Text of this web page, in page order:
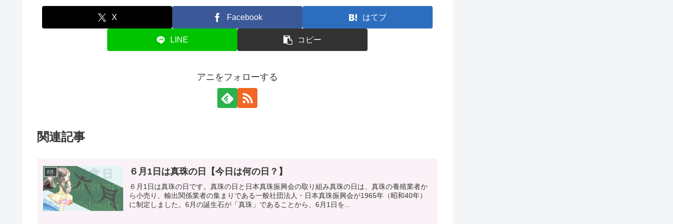
X Facebook はてブ
LINE コピー
アニをフォローする
関連記事
6月 ６月1日は真珠の日【今日は何の日？】
６月1日は真珠の日です。真珠の日と日本真珠振興会の取り組み真珠の日は、真珠の養殖業者か
ら小売り、輸出関係業者の集まりである一般社団法人・日本真珠振興会が1965年（昭和40年）
に制定しました。6月の誕生石が「真珠」であることから、6月1日を...